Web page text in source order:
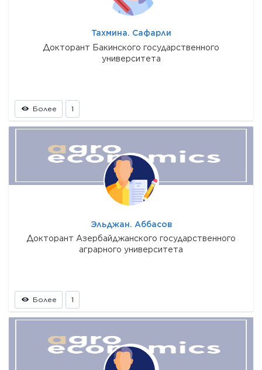
Тахмина. Сафарли
Докторант Бакинского государственного
университета
Более 1
Эльджан. Аббасов
Докторант Азербайджанского государственного
аграрного университета
Более 1